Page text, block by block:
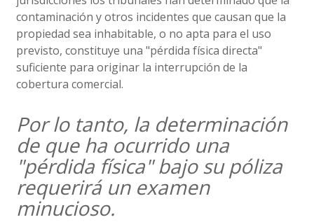
contaminación y otros incidentes que causan que la
propiedad sea inhabitable, o no apta para el uso
previsto, constituye una "pérdida física directa"
suficiente para originar la interrupción de la
cobertura comercial.
Por lo tanto, la determinación
de que ha ocurrido una
"pérdida física" bajo su póliza
requerirá un examen
minucioso.